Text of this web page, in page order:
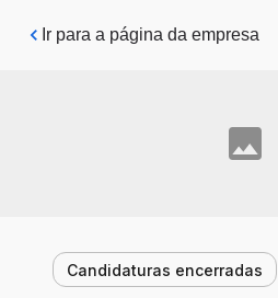
Pular para o conteúdo principal
Ir para a página da empresa
Candidaturas encerradas